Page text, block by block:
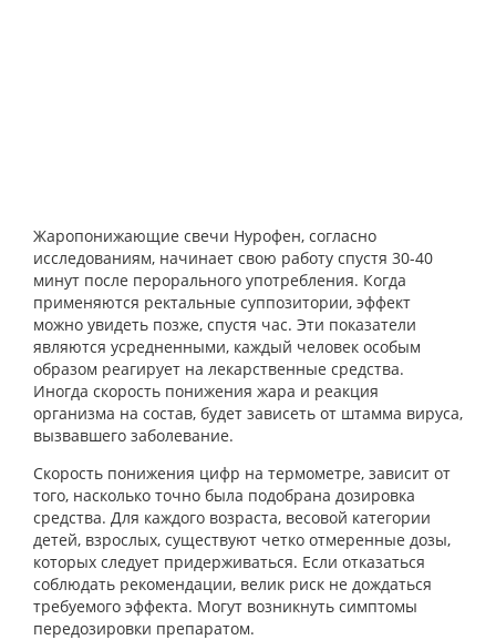
Жаропонижающие свечи Нурофен, согласно
исследованиям, начинает свою работу спустя 30-40
минут после перорального употребления. Когда
применяются ректальные суппозитории, эффект
можно увидеть позже, спустя час. Эти показатели
являются усредненными, каждый человек особым
образом реагирует на лекарственные средства.
Иногда скорость понижения жара и реакция
организма на состав, будет зависеть от штамма вируса,
вызвавшего заболевание.
Скорость понижения цифр на термометре, зависит от
того, насколько точно была подобрана дозировка
средства. Для каждого возраста, весовой категории
детей, взрослых, существуют четко отмеренные дозы,
которых следует придерживаться. Если отказаться
соблюдать рекомендации, велик риск не дождаться
требуемого эффекта. Могут возникнуть симптомы
передозировки препаратом.